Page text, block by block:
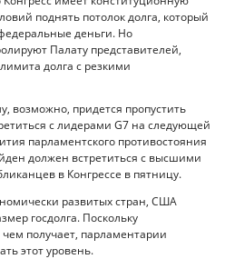
поднять потолок долга, который
деньги. Но
Палату представителей,
долга с резкими
возможно, придется пропустить
с лидерами G7 на следующей
парламентского противостояния
должен встретиться с высшими
в Конгрессе в пятницу.
развитых стран, США
госдолга. Поскольку
получает, парламентарии
этот уровень.